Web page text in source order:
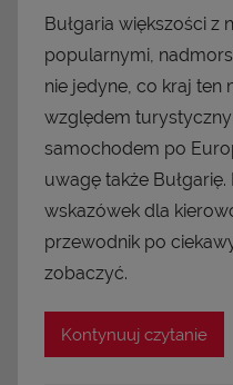
Bułgaria większości z
popularnymi,
nie jedyne, co kraj ten
względem
samochodem po
uwagę także
wskazówek dla
przewodnik po
zobaczyć.
Kontynuuj czytanie